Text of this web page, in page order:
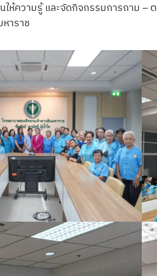
ให้ความรู้ และจัดกิจกรรมการถาม
าราช